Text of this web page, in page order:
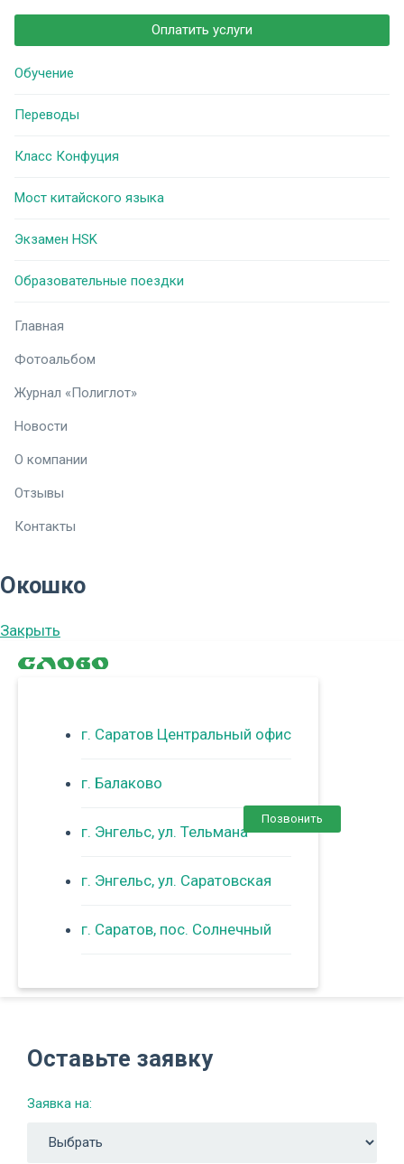
Оплатить услуги
Обучение
Переводы
Класс Конфуция
Мост китайского языка
Экзамен HSK
Образовательные поездки
Главная
Фотоальбом
Журнал «Полиглот»
Новости
О компании
Отзывы
Контакты
Окошко
Закрыть
Позвонить
г. Саратов Центральный офис
г. Балаково
г. Энгельс, ул. Тельмана
г. Энгельс, ул. Саратовская
г. Саратов, пос. Солнечный
Оставьте заявку
Заявка на: